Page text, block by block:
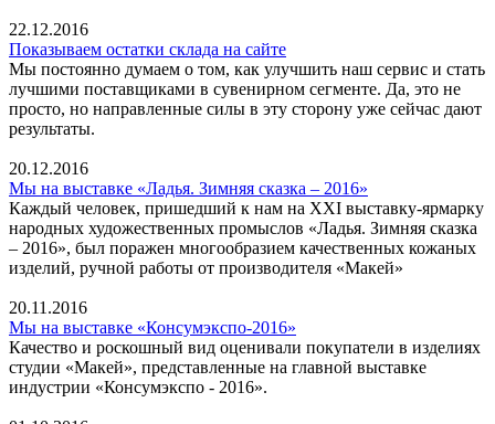
22.12.2016
Показываем остатки склада на сайте
Мы постоянно думаем о том, как улучшить наш сервис и стать
лучшими поставщиками в сувенирном сегменте. Да, это не
просто, но направленные силы в эту сторону уже сейчас дают
результаты.
20.12.2016
Мы на выставке «Ладья. Зимняя сказка – 2016»
Каждый человек, пришедший к нам на XXI выставку-ярмарку
народных художественных промыслов «Ладья. Зимняя сказка
– 2016», был поражен многообразием качественных кожаных
изделий, ручной работы от производителя «Макей»
20.11.2016
Мы на выставке «Консумэкспо-2016»
Качество и роскошный вид оценивали покупатели в изделиях
студии «Макей», представленные на главной выставке
индустрии «Консумэкспо - 2016».